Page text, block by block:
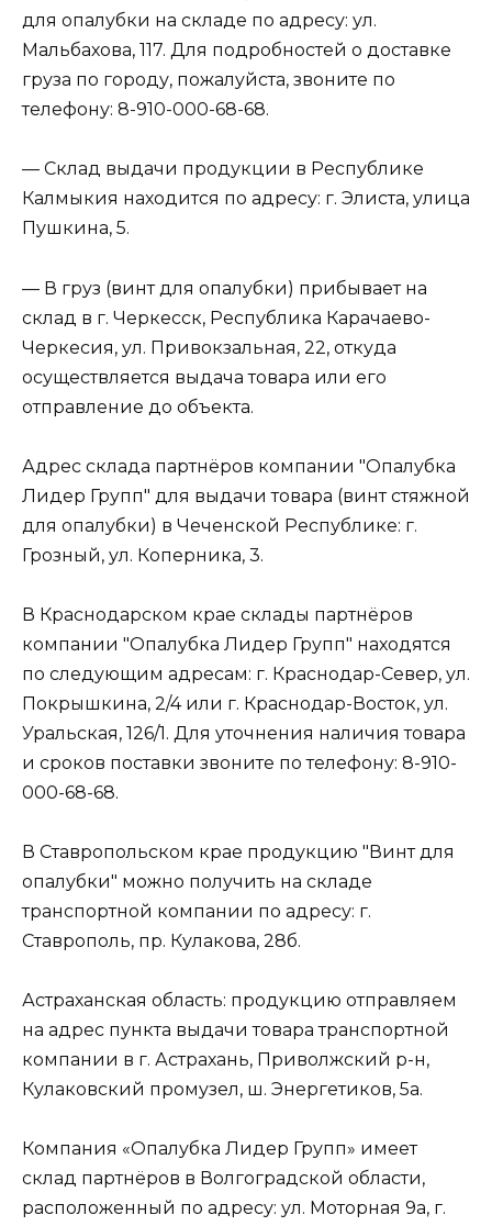
для опалубки на складе по адресу: ул.
Мальбахова, 117. Для подробностей о доставке
груза по городу, пожалуйста, звоните по
телефону: 8-910-000-68-68.
— Склад выдачи продукции в Республике
Калмыкия находится по адресу: г. Элиста, улица
Пушкина, 5.
— В груз (винт для опалубки) прибывает на
склад в г. Черкесск, Республика Карачаево-
Черкесия, ул. Привокзальная, 22, откуда
осуществляется выдача товара или его
отправление до объекта.
Адрес склада партнёров компании "Опалубка
Лидер Групп" для выдачи товара (винт стяжной
для опалубки) в Чеченской Республике: г.
Грозный, ул. Коперника, 3.
В Краснодарском крае склады партнёров
компании "Опалубка Лидер Групп" находятся
по следующим адресам: г. Краснодар-Север, ул.
Покрышкина, 2/4 или г. Краснодар-Восток, ул.
Уральская, 126/1. Для уточнения наличия товара
и сроков поставки звоните по телефону: 8-910-
000-68-68.
В Ставропольском крае продукцию "Винт для
опалубки" можно получить на складе
транспортной компании по адресу: г.
Ставрополь, пр. Кулакова, 28б.
Астраханская область: продукцию отправляем
на адрес пункта выдачи товара транспортной
компании в г. Астрахань, Приволжский р-н,
Кулаковский промузел, ш. Энергетиков, 5а.
Компания «Опалубка Лидер Групп» имеет
склад партнёров в Волгоградской области,
расположенный по адресу: ул. Моторная 9а, г.